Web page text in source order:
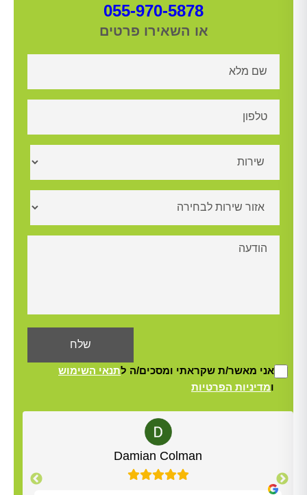
055-970-5878
או השאירו פרטים
אני מאשר/ת שקראתי ומסכים/ה לתנאי השימוש
ומדיניות הפרטיות
Yisrael Woolf